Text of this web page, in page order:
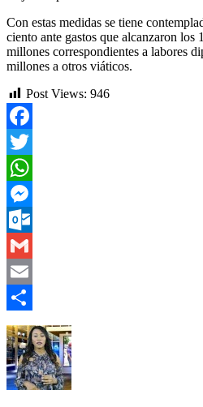
Con estas medidas se tiene
ciento ante gastos que alcanzaron los
millones correspondientes a labores
millones a otros viáticos.
Post Views: 946
Facebook
Twitter
WhatsApp
Messenger
Outlook.com
Gmail
Email
Compartir